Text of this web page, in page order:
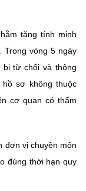
tăng tính minh
Trong vòng 5 ngày
từ chối và thông
sơ không thuộc
cơ quan có thẩm
đơn vị chuyên môn
đúng thời hạn quy